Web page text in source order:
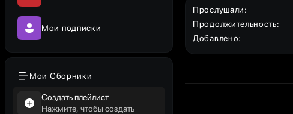
Мои подписки
Мои Сборники
Создать плейлист
Нажмите, чтобы создать
Прослушали:
Продолжительность:
Добавлено: